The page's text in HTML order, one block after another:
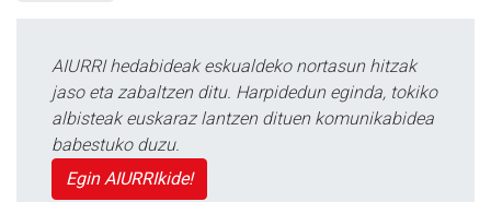
AIURRI hedabideak eskualdeko nortasun hitzak
jaso eta zabaltzen ditu. Harpidedun eginda, tokiko
albisteak euskaraz lantzen dituen komunikabidea
babestuko duzu.
Egin AIURRIkide!